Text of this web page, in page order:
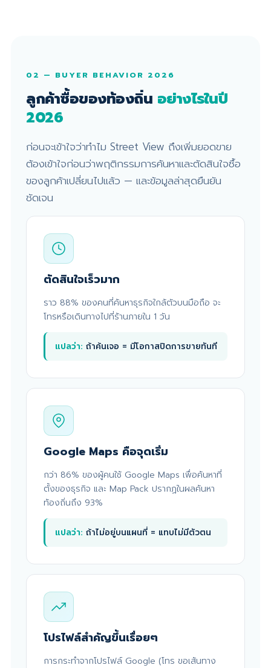
02 — BUYER BEHAVIOR 2026
ลูกค้าซื้อของท้องถิ่น อย่างไรในปี
2026
ก่อนจะเข้าใจว่าทำไม Street View ถึงเพิ่มยอดขาย
ต้องเข้าใจก่อนว่าพฤติกรรมการค้นหาและตัดสินใจซื้อ
ของลูกค้าเปลี่ยนไปแล้ว — และข้อมูลล่าสุดยืนยัน
ชัดเจน
ตัดสินใจเร็วมาก
ราว 88% ของคนที่ค้นหาธุรกิจใกล้ตัวบนมือถือ จะ
โทรหรือเดินทางไปที่ร้านภายใน 1 วัน
แปลว่า: ถ้าค้นเจอ = มีโอกาสปิดการขายทันที
Google Maps คือจุดเริ่ม
กว่า 86% ของผู้คนใช้ Google Maps เพื่อค้นหาที่
ตั้งของธุรกิจ และ Map Pack ปรากฏในผลค้นหา
ท้องถิ่นถึง 93%
แปลว่า: ถ้าไม่อยู่บนแผนที่ = แทบไม่มีตัวตน
โปรไฟล์สำคัญขึ้นเรื่อยๆ
การกระทำจากโปรไฟล์ Google (โทร ขอเส้นทาง